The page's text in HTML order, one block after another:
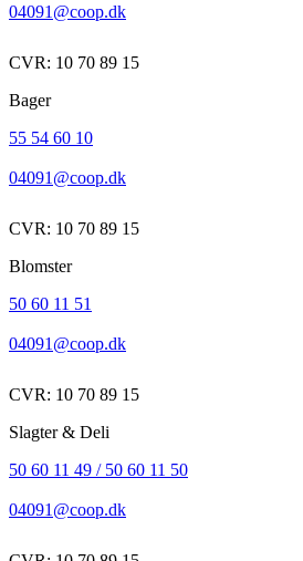
04091@coop.dk
CVR: 10 70 89 15
Bager
55 54 60 10
04091@coop.dk
CVR: 10 70 89 15
Blomster
50 60 11 51
04091@coop.dk
CVR: 10 70 89 15
Slagter & Deli
50 60 11 49 / 50 60 11 50
04091@coop.dk